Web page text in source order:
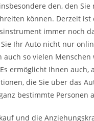
den, den Sie
können. Derzeit ist
immer noch
Ihr Auto nicht nur
auch so vielen Menschen
ermöglicht Ihnen auch,
die Sie über das
bestimmte Personen
und die